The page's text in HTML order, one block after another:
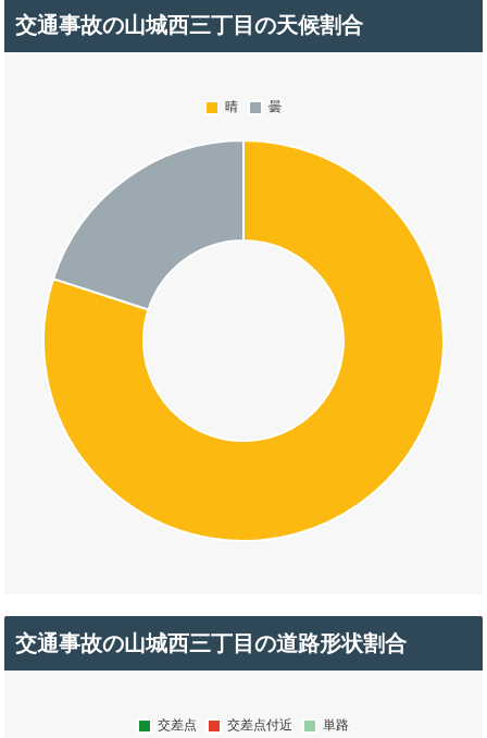
交通事故の山城西三丁目の天候割合
交通事故の山城西三丁目の道路形状割合